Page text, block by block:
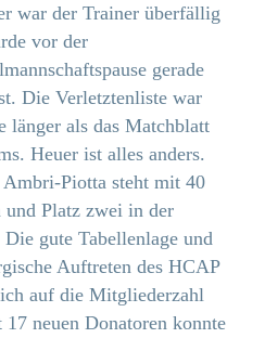
war der Trainer überfällig
vor der
gerade
Die Verletztenliste war
länger als das Matchblatt
Heuer ist alles anders.
Piotta steht mit 40
und Platz zwei in der
Die gute Tabellenlage und
Auftreten des HCAP
auf die Mitgliederzahl
neuen Donatoren konnte